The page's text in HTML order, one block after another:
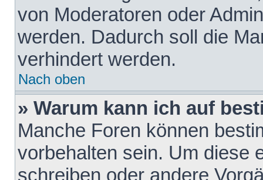
von Moderatoren oder
werden. Dadurch soll die
verhindert werden.
Nach oben
» Warum kann ich auf
Manche Foren können
vorbehalten sein. Um diese
schreiben oder andere